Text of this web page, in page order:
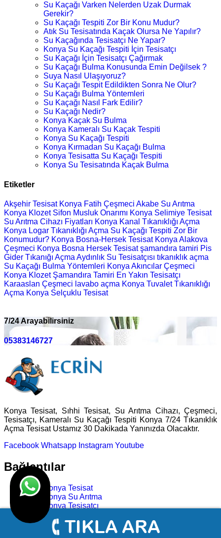
Su Kaçağı Varken Nelerden Uzak Durmak
Gerekir?
Su Kaçağı Tespiti Zor Bir Konu Mudur?
Atık Su Tesisatında Kaçak Olursa Ne Yapılır?
Su Kaçağında Tesisatçı Ne Yapar?
Konya Su Kaçağı Tespiti İçin Tesisatçı
Su Kaçağı İçin Tesisatçı Çağırmak
Su Kaçağı Bulma Konusunda Emin Değilsek ?
Suya Nasıl Ulaşıyoruz?
Su Kaçağı Tespit Edildikten Sonra Ne Olur?
Su Kaçağı Bulma Yöntemleri
Su Kaçağı Nasıl Fark Edilir?
Su Kaçağı Nedir?
Konya Kaçak Su Bulma
Konya Kameralı Su Kaçak Tespiti
Konya Su Kaçağı Tespiti
Konya Kırmadan Su Kaçağı Bulma
Konya Tesisatta Su Kaçağı Tespiti
Konya Su Tesisatında Kaçak Bulma
Etiketler
Akşehir Tesisat Konya Fatih Çeşmeci Akabe Su Arıtma
Konya Klozet Sifon Musluk Onarımı Konya Selimiye Tesisat
Su Arıtma Cihazı Fiyatları Konya Kanal Tıkanıklığı Açma
Konya Logar Tıkanıklığı Açma Su Kaçağı Tespiti Zor Bir
Konumudur? Konya Bosna-Hersek Tesisat Konya Alakova
Çeşmeci Konya Bosna Hersek Tesisat şamandıra tamiri Pis
Gider Tıkanığı Açma Aydınlık Su Tesisatçısı tıkanıklık açma
Su Kaçağı Bulma Yöntemleri Konya Akıncılar Çeşmeci
Konya Klozet Şamandıra Tamiri En Yakın Tesisatçı
Karaaslan Çeşmeci lavabo açma Konya Tuvalet Tıkanıklığı
Açma Konya Selçuklu Tesisat
7/24 Arayabilirsiniz
05383146727
Konya Tesisat, Sıhhi Tesisat, Su Arıtma Cihazı, Çeşmeci,
Tesisatçı, Kameralı Su Kaçağı Tespiti Konya 7/24 Tıkanıklık
Açma Tesisat Ustamız 30 Dakikada Yanınızda Olacaktır.
Facebook Whatsapp Instagram Youtube
Bağlantılar
Konya Tesisat
Konya Su Arıtma
Konya Tesisatçı
Konya Su Kaçağı Bulma
Konya Tıkanıklık Açma
Konya Çeşmeci